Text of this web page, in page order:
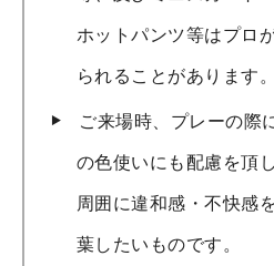
ホットパンツ等はプロ
られることがあります。
ご来場時、プレーの際
の色使いにも配慮を頂し
周囲に違和感・不快感
葉したいものです。